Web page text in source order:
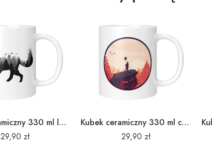
Kubek ceramiczny 330 ml leśny lis
29,90 zł
Kubek ceramiczny 330 ml chłopiec balon
29,90 zł